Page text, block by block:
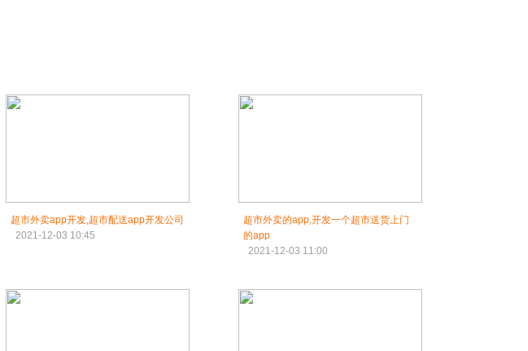
超市外卖app开发,超市配送app开发公司
2021-12-03 10:45
超市外卖的app,开发一个超市送货上门
的app
2021-12-03 11:00